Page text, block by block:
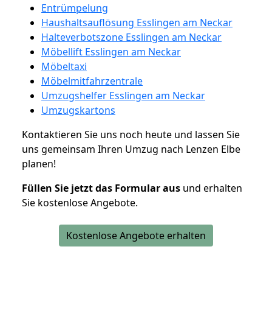
Entrümpelung
Haushaltsauflösung Esslingen am Neckar
Halteverbotszone Esslingen am Neckar
Möbellift Esslingen am Neckar
Möbeltaxi
Möbelmitfahrzentrale
Umzugshelfer Esslingen am Neckar
Umzugskartons
Kontaktieren Sie uns noch heute und lassen Sie
uns gemeinsam Ihren Umzug nach Lenzen Elbe
planen!
Füllen Sie jetzt das Formular aus und erhalten
Sie kostenlose Angebote.
Kostenlose Angebote erhalten